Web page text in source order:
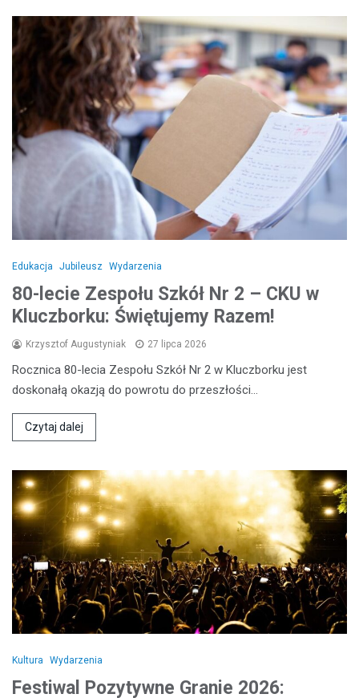
Edukacja Jubileusz Wydarzenia
80-lecie Zespołu Szkół Nr 2 – CKU w
Kluczborku: Świętujemy Razem!
Krzysztof Augustyniak 27 lipca 2026
Rocznica 80-lecia Zespołu Szkół Nr 2 w Kluczborku jest
doskonałą okazją do powrotu do przeszłości…
Czytaj dalej
Kultura Wydarzenia
Festiwal Pozytywne Granie 2026: